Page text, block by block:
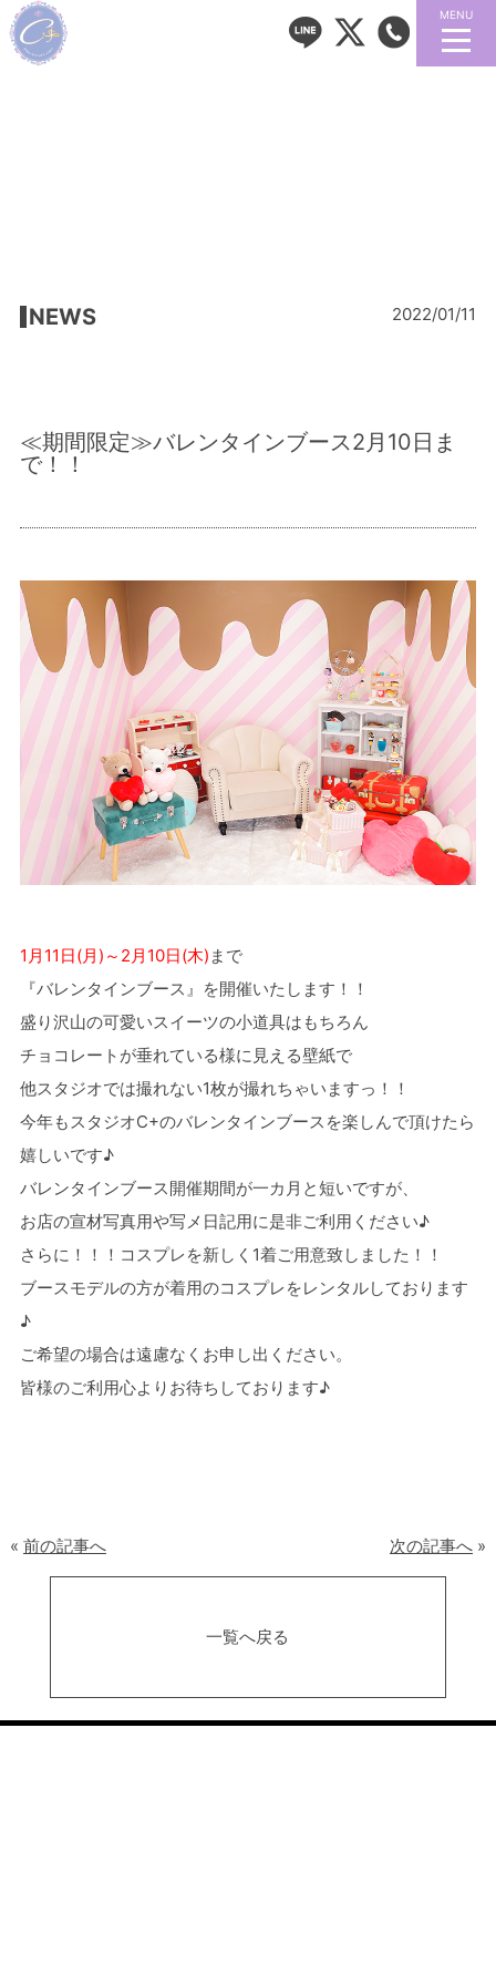
MENU
NEWS 2022/01/11
≪期間限定≫バレンタインブース2月10日ま
で！！
1月11日(月)～2月10日(木) まで
『バレンタインブース』を開催いたします！！
盛り沢山の可愛いスイーツの小道具はもちろん
チョコレートが垂れている様に見える壁紙で
他スタジオでは撮れない1枚が撮れちゃいますっ！！
今年もスタジオC+のバレンタインブースを楽しんで頂けたら
嬉しいです♪
バレンタインブース開催期間が一カ月と短いですが、
お店の宣材写真用や写メ日記用に是非ご利用ください♪
さらに！！！コスプレを新しく1着ご用意致しました！！
ブースモデルの方が着用のコスプレをレンタルしております
♪
ご希望の場合は遠慮なくお申し出ください。
皆様のご利用心よりお待ちしております♪
« 前の記事へ 次の記事へ »
一覧へ戻る